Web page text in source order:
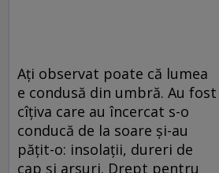
Aţi observat poate că lumea
e condusă din umbră. Au fost
cîţiva care au încercat s-o
conducă de la soare şi-au
păţit-o: insolaţii, dureri de
cap şi arsuri. Drept pentru